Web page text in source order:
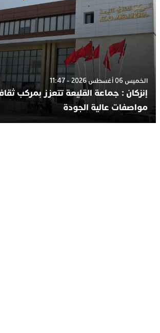
الخميس 06 أغسطس 2026 - 11:47
إنزكان : جماعة القليعة تتعزز بمركب
مواصفات عالية الجودة